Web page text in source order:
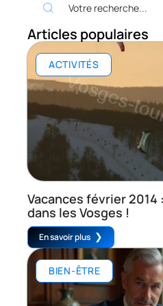
Articles populaires
ACTIVITÉS
Vacances février 2014
dans les Vosges !
En savoir plus
BIEN-ÊTRE